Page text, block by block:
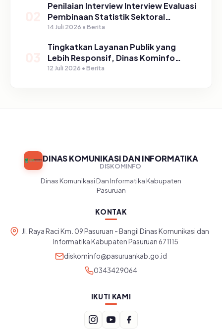
Penilaian Interview Interview Evaluasi
Pembinaan Statistik Sektoral
Kabupaten Pasuruan
14 Juli 2026 • Berita
Tingkatkan Layanan Publik yang
Lebih Responsif, Dinas Kominfo
Gelar Sosialisasi SP4N Lapor di
12 Juli 2026 • Berita
DINAS KOMUNIKASI DAN INFORMATIKA
DISKOMINFO
Dinas Komunikasi Dan Informatika Kabupaten
Pasuruan
KONTAK
Jl. Raya Raci Km. 09 Pasuruan - Bangil Dinas Komunikasi dan
Informatika Kabupaten Pasuruan 671115
diskominfo@pasuruankab.go.id
0343429064
IKUTI KAMI